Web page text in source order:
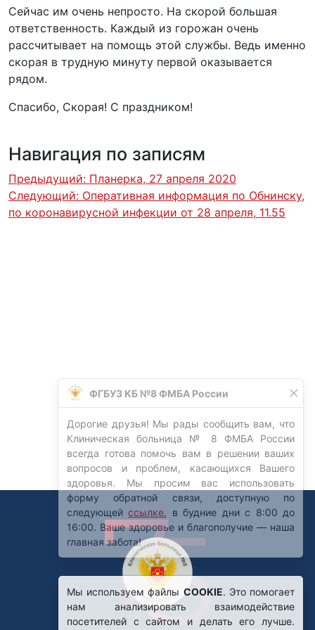
Сейчас им очень непросто. На скорой большая
ответственность. Каждый из горожан очень
рассчитывает на помощь этой службы. Ведь именно
скорая в трудную минуту первой оказывается
рядом.
Спасибо, Скорая! С праздником!
Навигация по записям
Предыдущий: Планерка, 27 апреля 2020
Следующий: Оперативная информация по Обнинску,
по коронавирусной инфекции от 28 апреля, 11.55
Мы используем файлы COOKIE. Это помогает
нам анализировать взаимодействие
посетителей с сайтом и делать его лучше.